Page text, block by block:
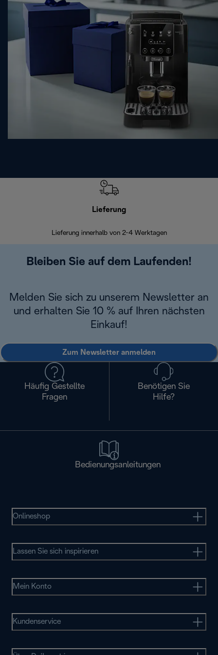
Lieferung
Lieferung innerhalb von 2-4 Werktagen
Bleiben Sie auf dem Laufenden!
Melden Sie sich zu unserem Newsletter an
und erhalten Sie 10 % auf Ihren nächsten
Einkauf!
Zum Newsletter anmelden
Häufig Gestellte
Fragen
Benötigen Sie
Hilfe?
Bedienungsanleitungen
Onlineshop
Lassen Sie sich inspirieren
Mein Konto
Kundenservice